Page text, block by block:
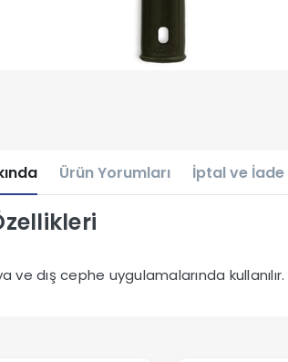
Ürün Yorumları İptal ve İade
ve dış cephe uygulamalarında